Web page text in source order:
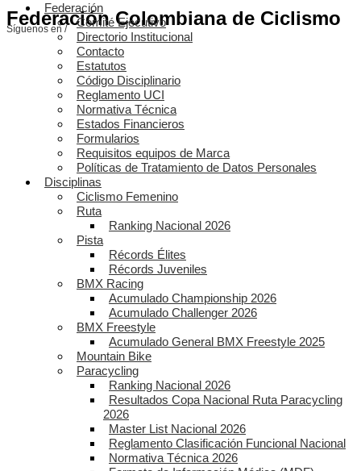
Federación Colombiana de Ciclismo
Síguenos en /
Federación
Comité Ejecutivo
Directorio Institucional
Contacto
Estatutos
Código Disciplinario
Reglamento UCI
Normativa Técnica
Estados Financieros
Formularios
Requisitos equipos de Marca
Políticas de Tratamiento de Datos Personales
Disciplinas
Ciclismo Femenino
Ruta
Ranking Nacional 2026
Pista
Récords Élites
Récords Juveniles
BMX Racing
Acumulado Championship 2026
Acumulado Challenger 2026
BMX Freestyle
Acumulado General BMX Freestyle 2025
Mountain Bike
Paracycling
Ranking Nacional 2026
Resultados Copa Nacional Ruta Paracycling
2026
Master List Nacional 2026
Reglamento Clasificación Funcional Nacional
Normativa Técnica 2026